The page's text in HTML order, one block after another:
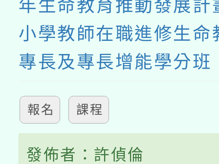
年生命教育推動發展計
小學教師在職進修生命
專長及專長增能學分班
報名 課程
發佈者：許偵倫